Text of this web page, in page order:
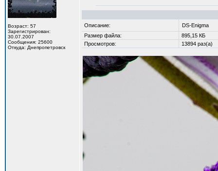
Возраст: 57
Зарегистрирован:
30.07.2007
Сообщения: 25600
Откуда: Днепропетровск
Описание:
DS-Enigma
Размер файла:
895,15 КБ
Просмотров:
13894 раз(а)